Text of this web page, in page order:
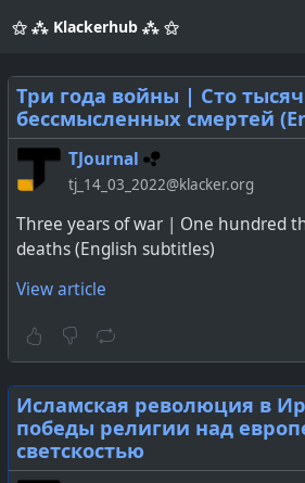
⚝ ⁂ Klackerhub ⁂ ⚝
Три года войны | Сто тысяч
бессмысленных смертей
TJournal
tj_14_03_2022@klacker.org
Three years of war | One hundred
deaths (English subtitles)
View article
Исламская революция в
победы религии над
светскостью